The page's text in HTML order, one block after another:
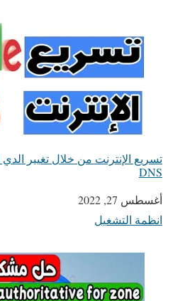
DNS
التاريخ
أغسطس 27, 2022
في ما يتعلق بما يأتي
انظمة التشغيل